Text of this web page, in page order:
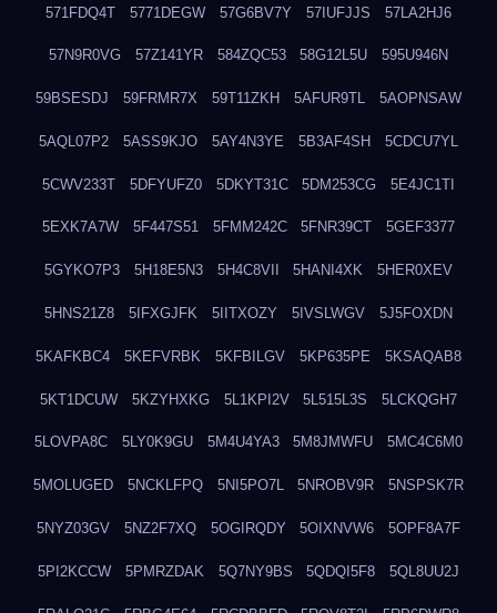
571FDQ4T 5771DEGW 57G6BV7Y 57IUFJJS 57LA2HJ6
57N9R0VG 57Z141YR 584ZQC53 58G12L5U 595U946N
59BSESDJ 59FRMR7X 59T11ZKH 5AFUR9TL 5AOPNSAW
5AQL07P2 5ASS9KJO 5AY4N3YE 5B3AF4SH 5CDCU7YL
5CWV233T 5DFYUFZ0 5DKYT31C 5DM253CG 5E4JC1TI
5EXK7A7W 5F447S51 5FMM242C 5FNR39CT 5GEF3377
5GYKO7P3 5H18E5N3 5H4C8VII 5HANI4XK 5HER0XEV
5HNS21Z8 5IFXGJFK 5IITXOZY 5IVSLWGV 5J5FOXDN
5KAFKBC4 5KEFVRBK 5KFBILGV 5KP635PE 5KSAQAB8
5KT1DCUW 5KZYHXKG 5L1KPI2V 5L515L3S 5LCKQGH7
5LOVPA8C 5LY0K9GU 5M4U4YA3 5M8JMWFU 5MC4C6M0
5MOLUGED 5NCKLFPQ 5NI5PO7L 5NROBV9R 5NSPSK7R
5NYZ03GV 5NZ2F7XQ 5OGIRQDY 5OIXNVW6 5OPF8A7F
5PI2KCCW 5PMRZDAK 5Q7NY9BS 5QDQI5F8 5QL8UU2J